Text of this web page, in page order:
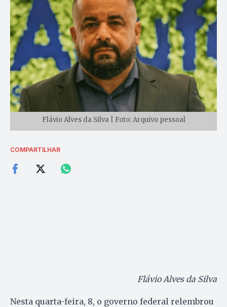
Flávio Alves da Silva | Foto: Arquivo pessoal
COMPARTILHAR
Flávio Alves da Silva
Nesta quarta-feira, 8, o governo federal relembrou